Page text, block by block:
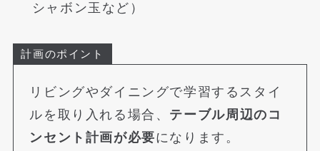
シャボン玉など）
計画のポイント
リビングやダイニングで学習するスタイ
ルを取り入れる場合、 テーブル周辺のコ
ンセント計画が必要になります。